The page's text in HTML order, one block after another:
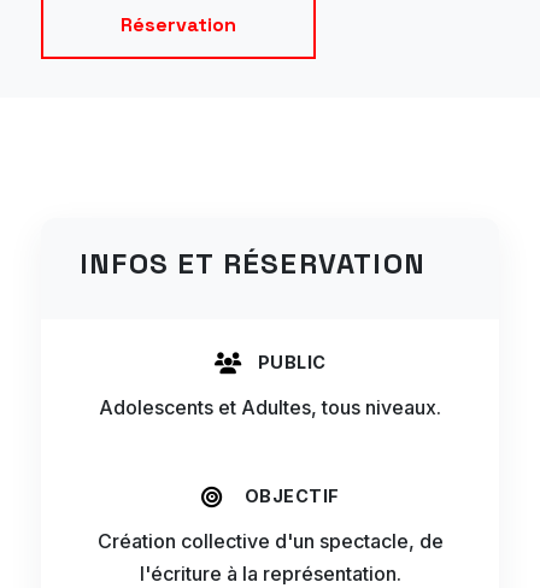
Réservation
INFOS ET RÉSERVATION
PUBLIC
Adolescents et Adultes, tous niveaux.
OBJECTIF
Création collective d'un spectacle, de
l'écriture à la représentation.